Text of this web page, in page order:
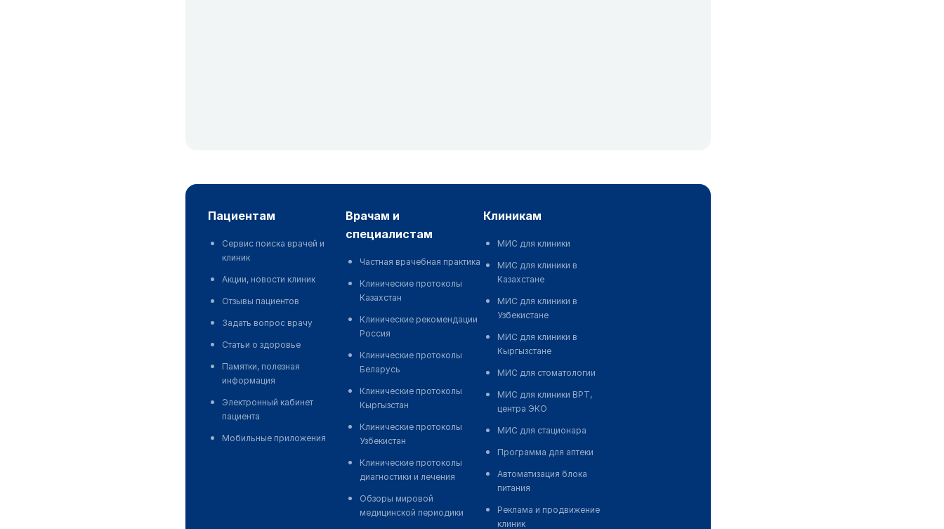
пациентам
Сервис поиска врачей и
клиник
Акции, новости клиник
Отзывы пациентов
Задать вопрос врачу
Статьи о здоровье
Памятки, полезная
информация
Электронный кабинет
пациента
Мобильные приложения
врачам и
специалистам
Частная врачебная практика
Клинические протоколы
Казахстан
Клинические рекомендации
Россия
Клинические протоколы
Беларусь
Клинические протоколы
Кыргызстан
Клинические протоколы
Узбекистан
Клинические протоколы
диагностики и лечения
Обзоры мировой
медицинской периодики
клиникам
МИС для клиники
МИС для клиники в
Казахстане
МИС для клиники в
Узбекистане
МИС для клиники в
Кыргызстане
МИС для стоматологии
МИС для клиники ВРТ,
центра ЭКО
МИС для стационара
Программа для аптеки
Автоматизация блока
питания
Реклама и продвижение
клиник